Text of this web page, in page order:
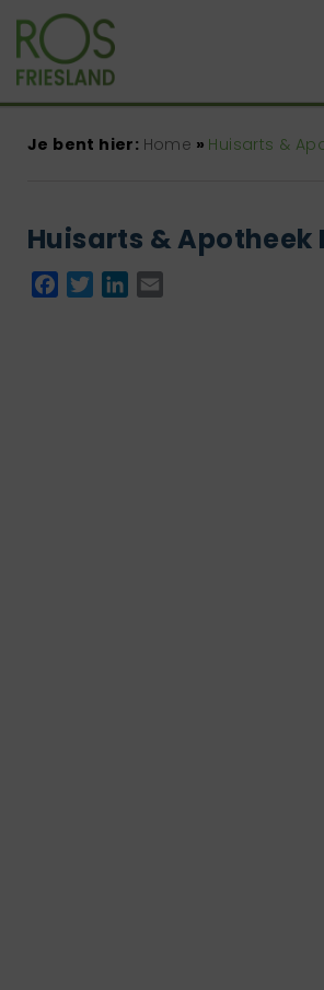
Je bent hier: Home » Huisarts &
Huisarts & Apotheek
Facebook
TwitterLinkedIn